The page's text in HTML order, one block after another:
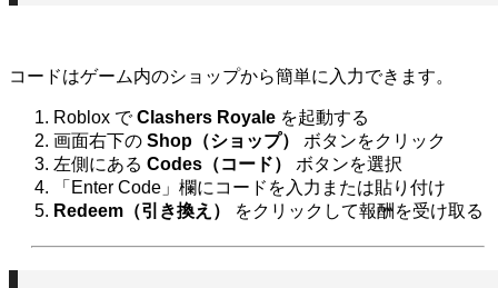
コードはゲーム内のショップから簡単に入力できます。
Roblox でClashers Royale を起動する
画面右下の Shop（ショップ）
ボタンをクリック
左側にある Codes（コード）
ボタンを選択
「Enter Code」欄にコードを入力または貼り付け
Redeem（引き換え）
をクリックして報酬を受け取る